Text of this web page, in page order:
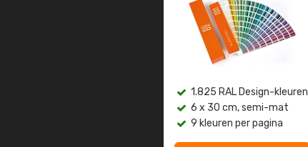
1.825 RAL Design-kleuren
6 x 30 cm, semi-mat
9 kleuren per pagina